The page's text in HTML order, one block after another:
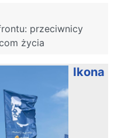
przeciwnicy
życia
Ikona